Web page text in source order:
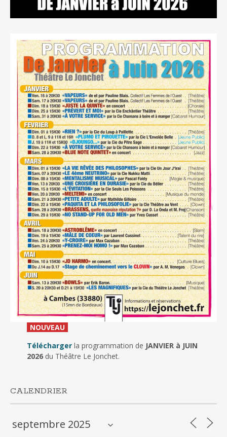
NOUVEAU_
Télécharger la programmation de JANVIER à JUIN
2026du Théâtre Le Jonchet.
CALENDRIER